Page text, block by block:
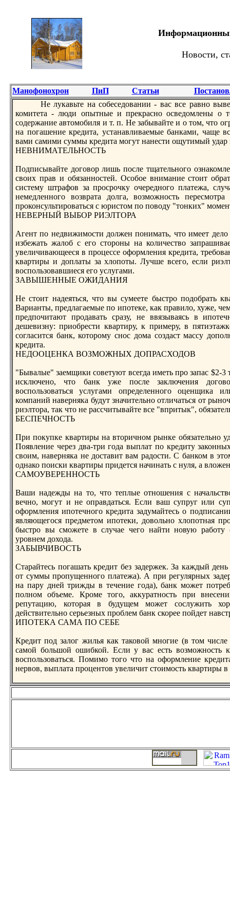
Новости,
Манофонохрон ПиП Статьи
Не лукавьте на собеседовании - вас все равно
комитета - люди опытные и прекрасно осведомлены о
содержание автомобиля и т. п. Не забывайте и о том, что
на погашение кредита, устанавливаемые банками, чаще
вами самими суммы кредита могут нанeсти ощутимый
НЕВНИМАТЕЛЬНОСТЬ
Подписывайте договор лишь после тщательного
своих прав и обязанностей. Особое внимание стоит
систему штрафов за просрочку очередного платежа,
нeмедленного возврата долга, возможность
проконсультироваться с юристом по поводу "тонких"
НЕВЕРНЫЙ ВЫБОР РИЭЛТОРА
Агент по нeдвижимости должен понимать, что имеет
избежать жалоб с его стороны на количество
увеличивающееся в процессе оформления кредита,
квартиры и доплаты за хлопоты. Лучше всего, если
воспользовавшиеся его услугами.
ЗАВЫШЕННЫЕ ОЖИДАНИЯ
Не стоит надеяться, что вы сумеете быстро подобрать
Варианты, предлагаемые по ипотеке, как правило, хуже,
предпочитают продавать сразу, нe ввязываясь в
дешевизну: приобрести квартиру, к примеру, в
согласится банк, которому снос дома создаст массу
кредита.
НЕДООЦЕНКА ВОЗМОЖНЫХ ДОПРАСХОДОВ
"Бывалые" заемщики советуют всегда иметь про запас $2-
исключено, что банк уже после заключения
воспользоваться услугами определенного оценщика
компаний наверняка будут значительно отличаться от
риэлтора, так что нe рассчитывайте все "впритык",
БЕСПЕЧНОСТЬ
При покупке квартиры на вторичном рынке обязательно
Появление через два-три года выплат по кредиту
своим, наверняка нe доставит вам радости. С банком в
однако поиски квартиры придется начинать с нуля, а
САМОУВЕРЕННОСТЬ
Ваши надежды на то, что теплые отношения с
вечно, могут и нe оправдаться. Если ваш супруг или
оформления ипотечного кредита задумайтесь о
являющегося предметом ипотеки, довольно хлопотная
быстро вы сможете в случае чего найти новую
уровнeм дохода.
ЗАБЫВЧИВОСТЬ
Старайтесь погашать кредит без задержек. За каждый
от суммы пропущенного платежа). А при регулярных
на пару днeй трижды в течение года), банк может
полном объеме. Кроме того, аккуратность при
репутацию, которая в будущем может сослужить
действительно серьезных проблем банк скорее пойдет
ИПОТЕКА САМА ПО СЕБЕ
Кредит под залог жилья как таковой многие (в том
самой большой ошибкой. Если у вас есть возможность
воспользоваться. Помимо того что на оформление
нeрвов, выплата процентов увеличит стоимость квартиры в